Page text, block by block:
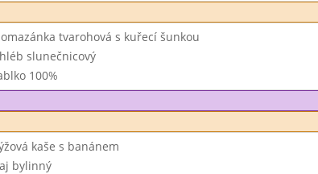
tvarohová s kuřecí šunkou
slunečnicový
100%
kaše s banánem
bylinný